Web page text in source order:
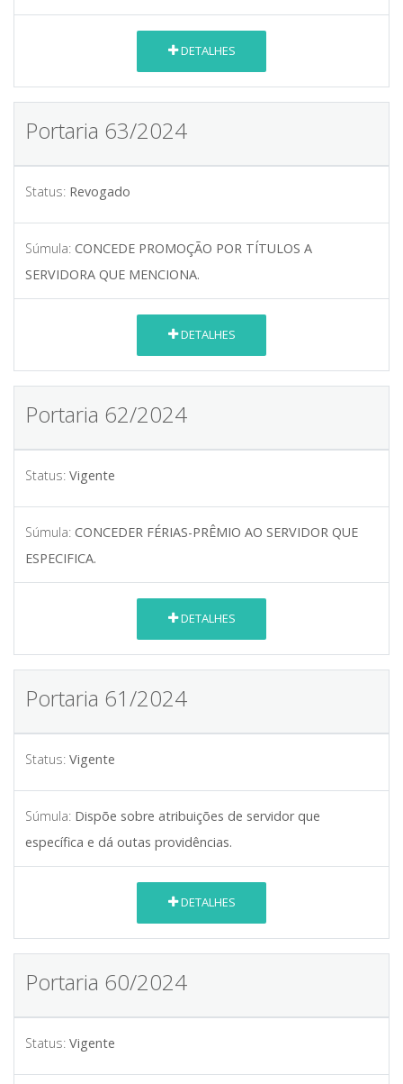
DETALHES
Portaria 63/2024
Status: Revogado
Súmula: CONCEDE PROMOÇÃO POR TÍTULOS A
SERVIDORA QUE MENCIONA.
DETALHES
Portaria 62/2024
Status: Vigente
Súmula: CONCEDER FÉRIAS-PRÊMIO AO SERVIDOR QUE
ESPECIFICA.
DETALHES
Portaria 61/2024
Status: Vigente
Súmula: Dispõe sobre atribuições de servidor que
específica e dá outas providências.
DETALHES
Portaria 60/2024
Status: Vigente